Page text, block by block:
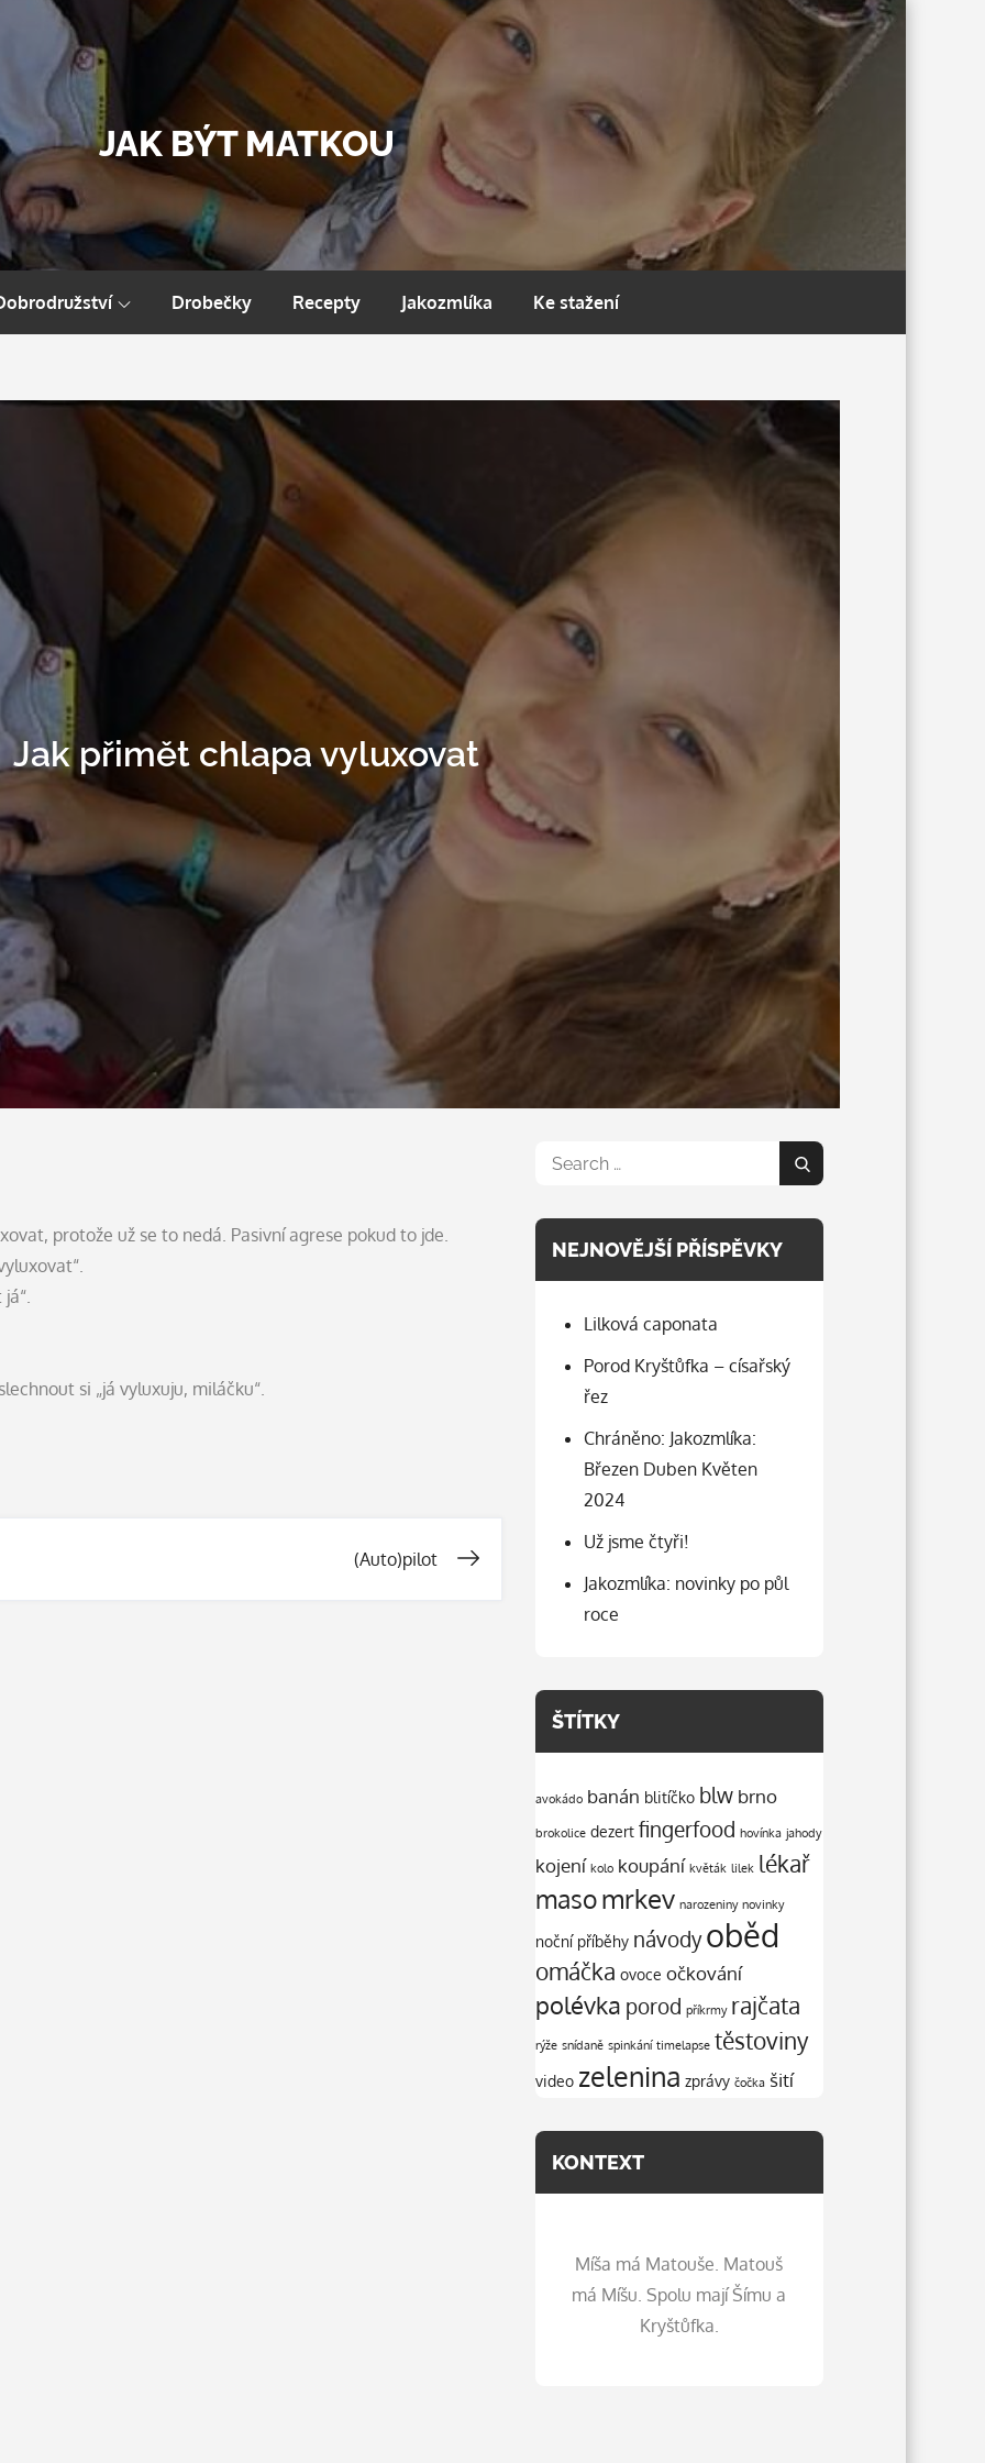
JAK BÝT MATKOU
Drobečky Recepty Jakozmlíka Ke stažení
Jak přimět chlapa vyluxovat
protože už se to nedá. Pasivní agrese pokud to jde.
si „já vyluxuju, miláčku“.
(Auto)pilot
Search
Search
NEJNOVĚJŠÍ PŘÍSPĚVKY
Lilková caponata
Porod Kryštůfka – císařský
řez
Chráněno: Jakozmlíka:
Březen Duben Květen
2024
Už jsme čtyři!
Jakozmlíka: novinky po půl
roce
ŠTÍTKY
avokádo banán blitíčko blw brno
brokolice dezert fingerfood hovínka jahody
kojení kolo koupání květák lilek lékař
masomrkev narozeniny novinky
noční příběhy návody oběd
omáčka ovoce očkování
polévka porod příkrmy rajčata
rýže snídaně spinkání timelapse těstoviny
video zelenina zprávy čočka šití
KONTEXT
Míša má Matouše. Matouš
má Míšu. Spolu mají Šímu a
Kryštůfka.